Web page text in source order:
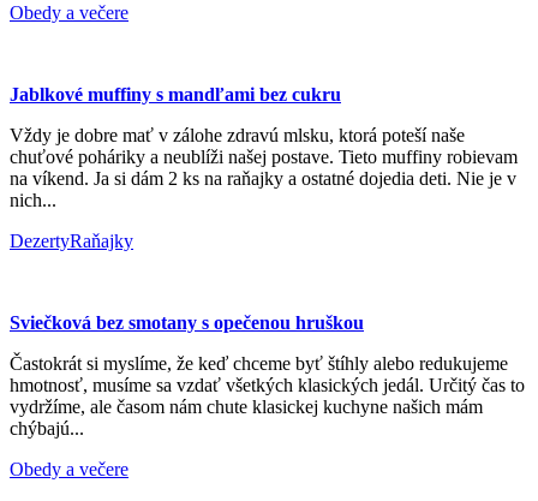
Obedy a večere
Jablkové muffiny s mandľami bez cukru
Vždy je dobre mať v zálohe zdravú mlsku, ktorá poteší naše
chuťové poháriky a neublíži našej postave. Tieto muffiny robievam
na víkend. Ja si dám 2 ks na raňajky a ostatné dojedia deti. Nie je v
nich...
DezertyRaňajky
Sviečková bez smotany s opečenou hruškou
Častokrát si myslíme, že keď chceme byť štíhly alebo redukujeme
hmotnosť, musíme sa vzdať všetkých klasických jedál. Určitý čas to
vydržíme, ale časom nám chute klasickej kuchyne našich mám
chýbajú...
Obedy a večere